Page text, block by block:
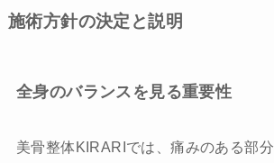
施術方針の決定と説明
全身のバランスを見る重要性
美骨整体KIRARIでは、痛みのある部